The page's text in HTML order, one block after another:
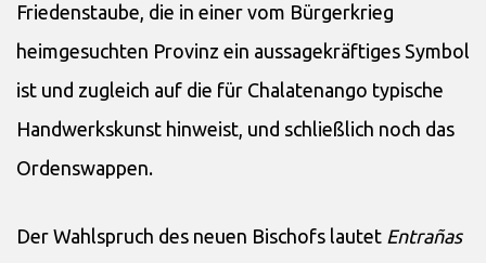
Friedenstaube, die in einer vom Bürgerkrieg
heimgesuchten Provinz ein aussagekräftiges Symbol
ist und zugleich auf die für Chalatenango typische
Handwerkskunst hinweist, und schließlich noch das
Ordenswappen.
Der Wahlspruch des neuen Bischofs lautet Entrañas